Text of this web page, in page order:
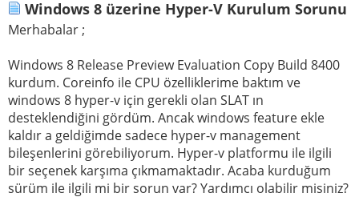
Windows 8 üzerine Hyper-V Kurulum Sorunu
Merhabalar ;
Windows 8 Release Preview Evaluation Copy Build 8400
kurdum. Coreinfo ile CPU özelliklerime baktım ve
windows 8 hyper-v için gerekli olan SLAT ın
desteklendiğini gördüm. Ancak windows feature ekle
kaldır a geldiğimde sadece hyper-v management
bileşenlerini görebiliyorum. Hyper-v platformu ile ilgili
bir seçenek karşıma çıkmamaktadır. Acaba kurduğum
sürüm ile ilgili mi bir sorun var? Yardımcı olabilir misiniz?